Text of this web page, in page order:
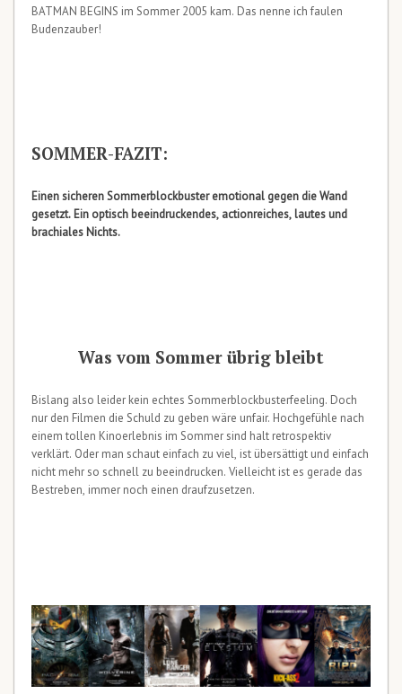
BATMAN BEGINS im Sommer 2005 kam. Das nenne ich faulen
Budenzauber!
SOMMER-FAZIT:
Einen sicheren Sommerblockbuster emotional gegen die Wand
gesetzt. Ein optisch beeindruckendes, actionreiches, lautes und
brachiales Nichts.
Was vom Sommer übrig bleibt
Bislang also leider kein echtes Sommerblockbusterfeeling. Doch
nur den Filmen die Schuld zu geben wäre unfair. Hochgefühle nach
einem tollen Kinoerlebnis im Sommer sind halt retrospektiv
verklärt. Oder man schaut einfach zu viel, ist übersättigt und einfach
nicht mehr so schnell zu beeindrucken. Vielleicht ist es gerade das
Bestreben, immer noch einen draufzusetzen.